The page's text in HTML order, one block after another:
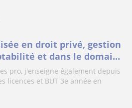
en droit privé, gestion
et dans le domaine
pro, j'enseigne également depuis
licences et BUT 3e année en